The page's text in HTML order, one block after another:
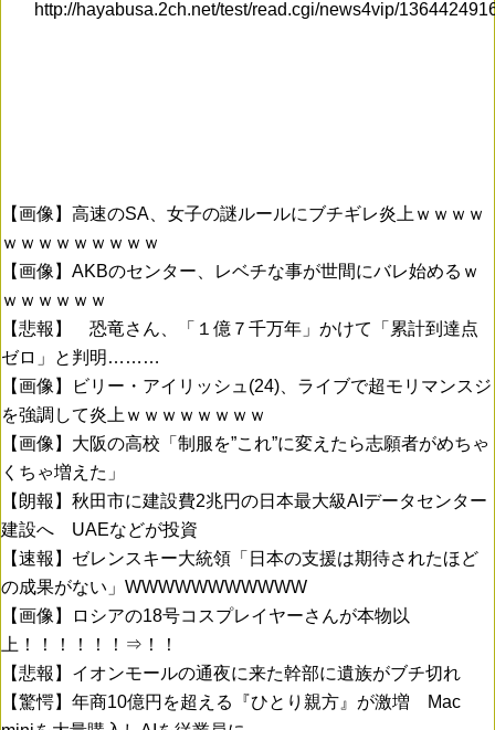
http://hayabusa.2ch.net/test/read.cgi/news4vip/
【画像】高速のSA、女子の謎ルールにブチギレ炎上ｗｗｗｗ
ｗｗｗｗｗｗｗｗｗ
【画像】AKBのセンター、レベチな事が世間にバレ始めるｗ
ｗｗｗｗｗｗ
【悲報】 恐竜さん、「１億７千万年」かけて「累計到達点
ゼロ」と判明………
【画像】ビリー・アイリッシュ(24)、ライブで超モリマンスジ
を強調して炎上ｗｗｗｗｗｗｗｗ
【画像】大阪の高校「制服を”これ”に変えたら志願者がめちゃ
くちゃ増えた」
【朗報】秋田市に建設費2兆円の日本最大級AIデータセンター
建設へ UAEなどが投資
【速報】ゼレンスキー大統領「日本の支援は期待されたほど
の成果がない」WWWWWWWWWWW
【画像】ロシアの18号コスプレイヤーさんが本物以
上！！！！！！⇒！！
【悲報】イオンモールの通夜に来た幹部に遺族がブチ切れ
【驚愕】年商10億円を超える『ひとり親方』が激増 Mac